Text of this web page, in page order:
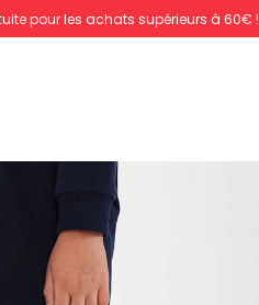
pour les achats supérieurs à 60€ !